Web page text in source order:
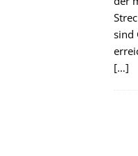
sind
[…]